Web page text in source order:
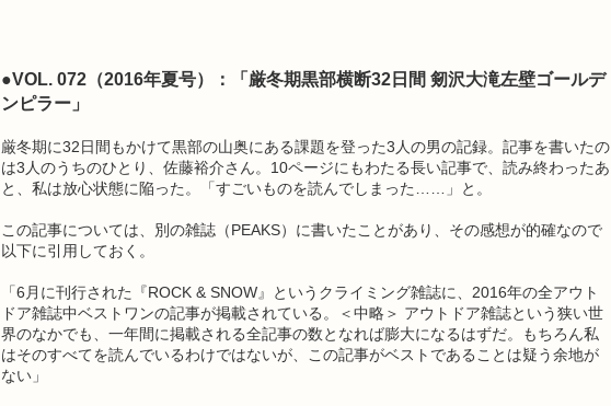
●VOL. 072（2016年夏号）：「厳冬期黒部横断32日間 剱沢大滝左壁ゴールデ
ンピラー」
厳冬期に32日間もかけて黒部の山奥にある課題を登った3人の男の記録。記事を書いたの
は3人のうちのひとり、佐藤裕介さん。10ページにもわたる長い記事で、読み終わったあ
と、私は放心状態に陥った。「すごいものを読んでしまった……」と。
この記事については、別の雑誌（PEAKS）に書いたことがあり、その感想が的確なので
以下に引用しておく。
「6月に刊行された『ROCK & SNOW』というクライミング雑誌に、2016年の全アウト
ドア雑誌中ベストワンの記事が掲載されている。＜中略＞ アウトドア雑誌という狭い世
界のなかでも、一年間に掲載される全記事の数となれば膨大になるはずだ。もちろん私
はそのすべてを読んでいるわけではないが、この記事がベストであることは疑う余地が
ない」